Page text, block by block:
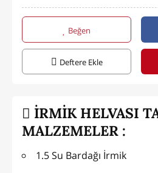
Beğen
Deftere Ekle
İRMİK HELVASI
MALZEMELER :
1.5 Su Bardağı İrmik